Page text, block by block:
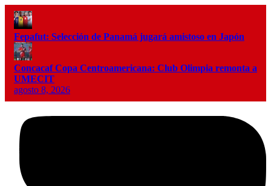
Fepafut: Selección de Panamá jugará amistoso en Japón
Concacaf Copa Centroamericana: Club Olimpia remonta a
UMECIT
agosto 8, 2026